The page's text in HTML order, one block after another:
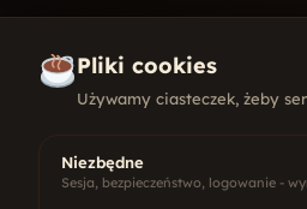
Pliki cookies
Używamy ciasteczek, żeby
Niezbędne
Sesja, bezpieczeństwo, logowanie -